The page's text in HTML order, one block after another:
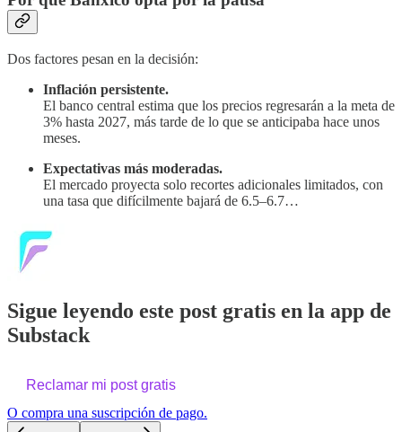
Dos factores pesan en la decisión:
Inflación persistente.
El banco central estima que los precios regresarán a la meta de
3% hasta 2027, más tarde de lo que se anticipaba hace unos
meses.
Expectativas más moderadas.
El mercado proyecta solo recortes adicionales limitados, con
una tasa que difícilmente bajará de 6.5–6.7…
Sigue leyendo este post gratis en la app de
Substack
Reclamar mi post gratis
O compra una suscripción de pago.